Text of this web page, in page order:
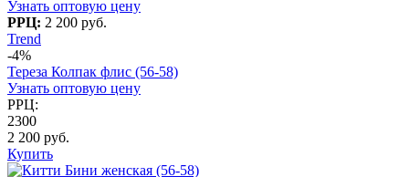
Узнать оптовую цену
РРЦ: 2 200 руб.
Trend
-4%
Тереза Колпак флис (56-58)
Узнать оптовую цену
РРЦ:
2300
2 200 руб.
Купить